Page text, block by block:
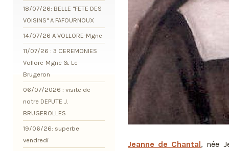
Jeanne de Chantal, née
18/07/26: BELLE "FETE DES
VOISINS" A FAFOURNOUX
14/07/26 A VOLLORE-Mgne
11/07/26 : 3 CEREMONIES
Vollore-Mgne & Le
Brugeron
06/07/2026 : visite de
notre DEPUTE J.
BRUGEROLLES
19/06/26: superbe
vendredi